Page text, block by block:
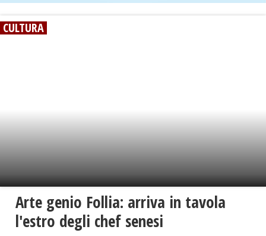
CULTURA
Arte genio Follia: arriva in tavola
l'estro degli chef senesi